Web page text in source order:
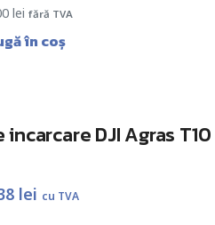
lei fără TVA
în coș
DJI Agras T10
lei cu TVA